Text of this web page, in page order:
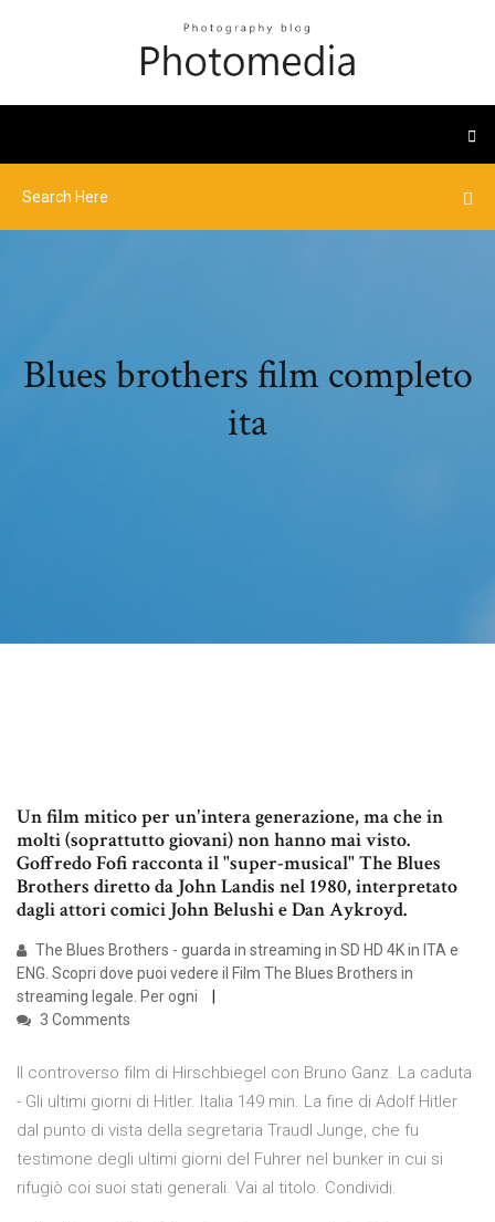
Blues brothers film completo
ita
Un film mitico per un'intera generazione, ma che in
molti (soprattutto giovani) non hanno mai visto.
Goffredo Fofi racconta il "super-musical" The Blues
Brothers diretto da John Landis nel 1980, interpretato
dagli attori comici John Belushi e Dan Aykroyd.
The Blues Brothers - guarda in streaming in SD HD 4K in ITA e
ENG. Scopri dove puoi vedere il Film The Blues Brothers in
streaming legale. Per ogni
3 Comments
Il controverso film di Hirschbiegel con Bruno Ganz. La caduta
- Gli ultimi giorni di Hitler. Italia 149 min. La fine di Adolf Hitler
dal punto di vista della segretaria Traudl Junge, che fu
testimone degli ultimi giorni del Fuhrer nel bunker in cui si
rifugiò coi suoi stati generali. Vai al titolo. Condividi.